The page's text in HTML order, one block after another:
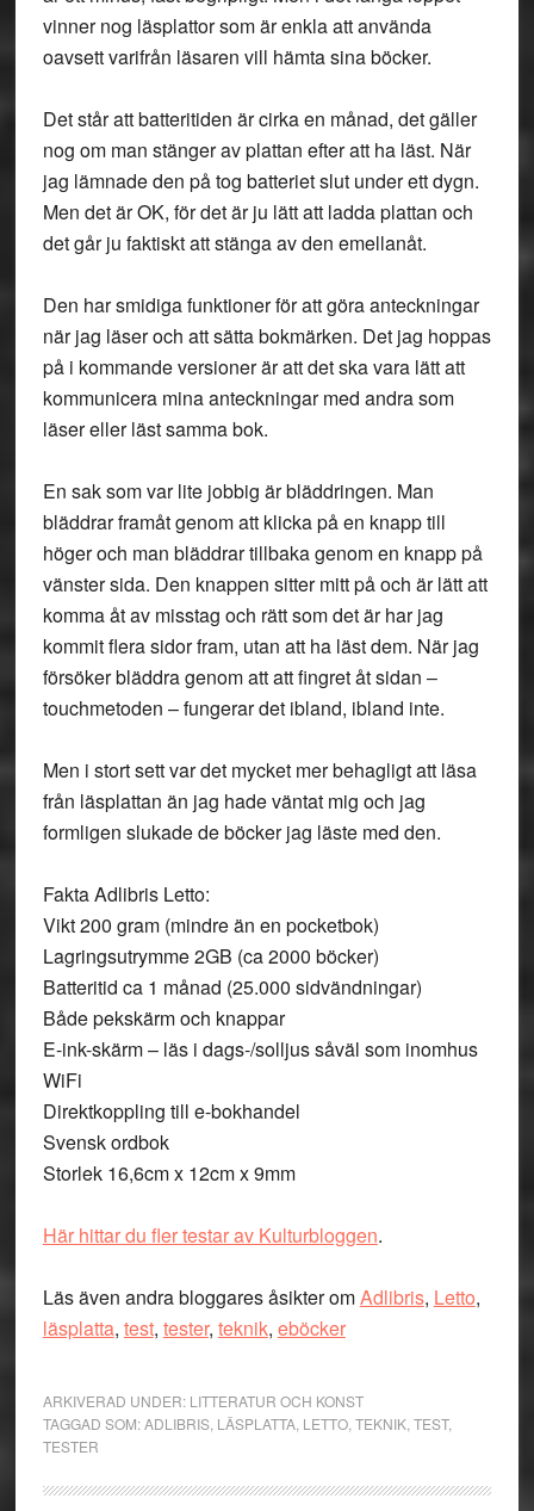
vinner nog läsplattor som är enkla att använda
oavsett varifrån läsaren vill hämta sina böcker.
Det står att batteritiden är cirka en månad, det gäller
nog om man stänger av plattan efter att ha läst. När
jag lämnade den på tog batteriet slut under ett dygn.
Men det är OK, för det är ju lätt att ladda plattan och
det går ju faktiskt att stänga av den emellanåt.
Den har smidiga funktioner för att göra anteckningar
när jag läser och att sätta bokmärken. Det jag hoppas
på i kommande versioner är att det ska vara lätt att
kommunicera mina anteckningar med andra som
läser eller läst samma bok.
En sak som var lite jobbig är bläddringen. Man
bläddrar framåt genom att klicka på en knapp till
höger och man bläddrar tillbaka genom en knapp på
vänster sida. Den knappen sitter mitt på och är lätt att
komma åt av misstag och rätt som det är har jag
kommit flera sidor fram, utan att ha läst dem. När jag
försöker bläddra genom att att fingret åt sidan –
touchmetoden – fungerar det ibland, ibland inte.
Men i stort sett var det mycket mer behagligt att läsa
från läsplattan än jag hade väntat mig och jag
formligen slukade de böcker jag läste med den.
Fakta Adlibris Letto:
Vikt 200 gram (mindre än en pocketbok)
Lagringsutrymme 2GB (ca 2000 böcker)
Batteritid ca 1 månad (25.000 sidvändningar)
Både pekskärm och knappar
E-ink-skärm – läs i dags-/solljus såväl som inomhus
WiFi
Direktkoppling till e-bokhandel
Svensk ordbok
Storlek 16,6cm x 12cm x 9mm
Här hittar du fler testar av Kulturbloggen.
Läs även andra bloggares åsikter omAdlibris, Letto,
läsplatta, test, tester, teknik, eböcker
ARKIVERAD UNDER: LITTERATUR OCH KONST
TAGGAD SOM:ADLIBRIS, LÄSPLATTA, LETTO, TEKNIK, TEST,
TESTER